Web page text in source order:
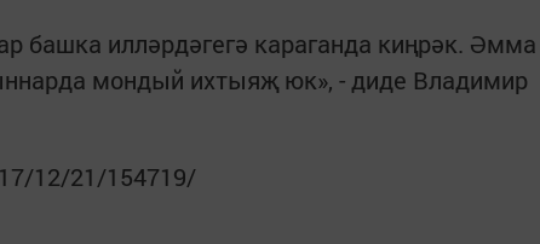
башка илләрдәгегә караганда киңрәк. Әмма
мондый ихтыяҗ юк», - диде Владимир
12/21/154719/